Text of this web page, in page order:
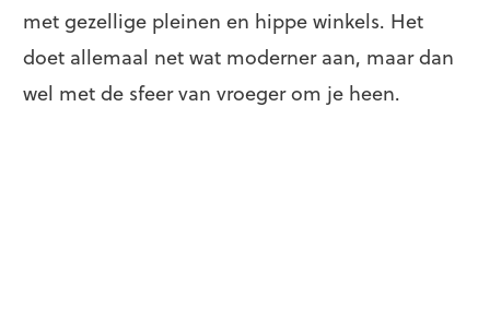
met gezellige pleinen en hippe winkels. Het
doet allemaal net wat moderner aan, maar dan
wel met de sfeer van vroeger om je heen.